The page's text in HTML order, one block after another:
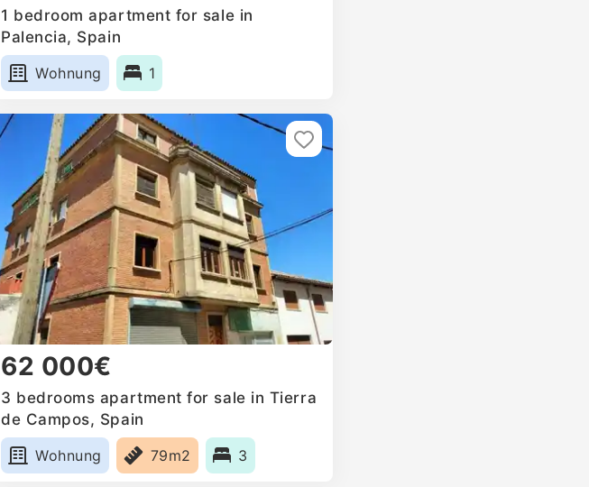
1 bedroom apartment for sale in
Palencia, Spain
Wohnung
1
62 000€
3 bedrooms apartment for sale in Tierra
de Campos, Spain
Wohnung
79m2 3